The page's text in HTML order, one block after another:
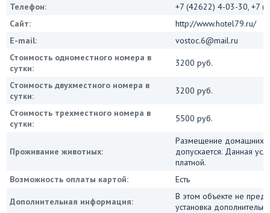
Телефон:
+7 (42622) 4-03-30, +7
Сайт:
http://www.hotel79.ru/
E-mail:
vostoc.6@mail.ru
Стоимость одноместного номера в
сутки:
3200 руб.
Стоимость двухместного номера в
сутки:
3200 руб.
Стоимость трехместного номера в
сутки:
5500 руб.
Проживание животных:
Размещение домашних
допускается. Данная
платной.
Возможность оплаты картой:
Есть
Дополнительная информация:
В этом объекте не
установка